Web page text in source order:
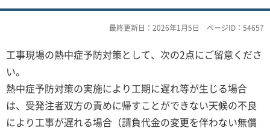
最終更新日：2026年1月5日 ページID：54657
工事現場の熱中症予防対策として、次の2点にご留意くださ
い。
熱中症予防対策の実施により工期に遅れ等が生じる場合
は、受発注者双方の責めに帰すことができない天候の不良
により工事が遅れる場合（請負代金の変更を伴わない無償